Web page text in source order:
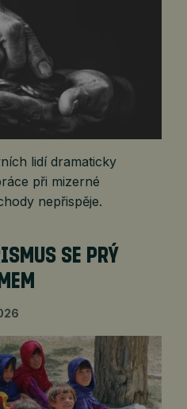
lidí dramaticky
při mizerné
nepřispěje.
SE PRÝ